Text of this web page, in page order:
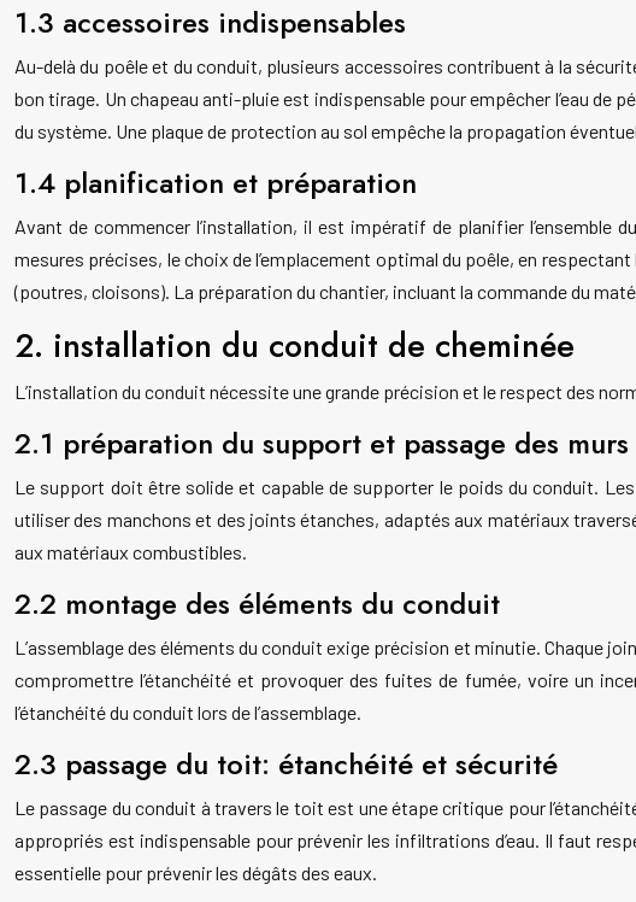
1.3 accessoires indispensables
Au-delà du poêle et du conduit, plusieurs accessoires contribuent à la
bon tirage. Un chapeau anti-pluie est indispensable pour empêcher l’eau
du système. Une plaque de protection au sol empêche la propagation
1.4 planification et préparation
Avant de commencer l’installation, il est impératif de planifier l’ensemble
mesures précises, le choix de l’emplacement optimal du poêle, en
(poutres, cloisons). La préparation du chantier, incluant la commande du
2. installation du conduit de cheminée
L’installation du conduit nécessite une grande précision et le respect des
2.1 préparation du support et passage des
Le support doit être solide et capable de supporter le poids du conduit.
utiliser des manchons et des joints étanches, adaptés aux matériaux
aux matériaux combustibles.
2.2 montage des éléments du conduit
L’assemblage des éléments du conduit exige précision et minutie. Chaque
compromettre l’étanchéité et provoquer des fuites de fumée, voire un
l’étanchéité du conduit lors de l’assemblage.
2.3 passage du toit: étanchéité et sécurité
Le passage du conduit à travers le toit est une étape critique pour
appropriés est indispensable pour prévenir les infiltrations d’eau. Il faut
essentielle pour prévenir les dégâts des eaux.